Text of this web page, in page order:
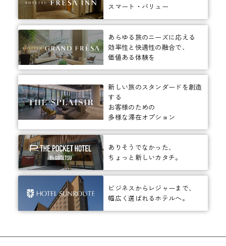
スマート・バリュー
あらゆる旅のニーズに応える
効率性と快適性の融合で、
価値ある体験を
新しい旅のスタンダードを創造
する
お客様のための
多様な滞在オプション
ありそうでなかった、
ちょっと新しいカタチ。
ビジネスからレジャーまで、
幅広く選ばれるホテルへ。